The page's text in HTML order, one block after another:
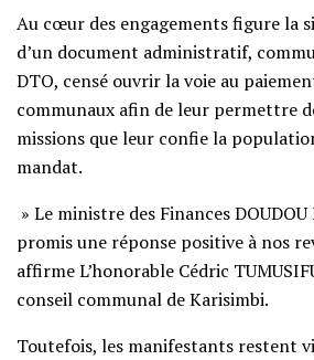
Au cœur des engagements figure la
d’un document administratif,
DTO, censé ouvrir la voie au
communaux afin de leur permettre
missions que leur confie la
mandat.
» Le ministre des Finances
promis une réponse positive à nos
affirme L’honorable Cédric
conseil communal de Karisimbi.
Toutefois, les manifestants restent